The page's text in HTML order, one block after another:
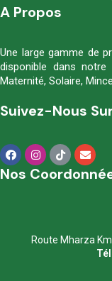
A Propos
Une large gamme de
disponible dans
Maternité, Solaire,
Suivez-Nous
Nos
Route Mharza